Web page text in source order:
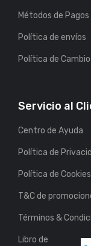
Métodos de Pagos
Política de envíos
Política de
Servicio al
Centro de Ayuda
Política de
Política de Cookies
T&C de
Términos &
Libro de